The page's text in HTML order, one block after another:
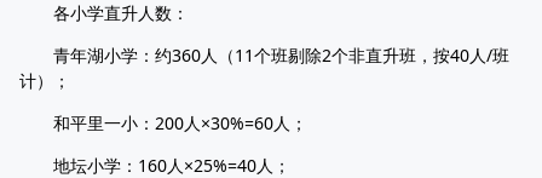
各小学直升人数：​
青年湖小学：约360人（11个班剔除2个非直升班，按40人/班
计）；​
和平里一小：200人×30%=60人；​
地坛小学：160人×25%=40人；​